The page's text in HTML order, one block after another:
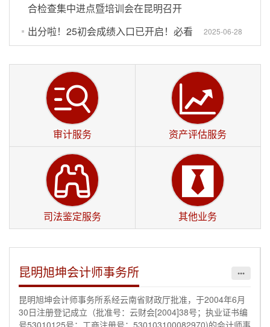
合检查集中进点暨培训会在昆明召开
2025-06-28
出分啦！25初会成绩入口已开启！必看
初级领证、考后审核、成绩复核、领补贴全攻略！
2025-06-07
全国会计人员信息采集操作指南（2025
最新版） ​
2025-05-12
2025年度税务师职业资格考试5月13日
开始报名
昆明市财政局发布2025年度全国会计专
业技术中级资格考试昆明考区报名公告
审计服务 资产评估服务
司法鉴定服务 其他业务
昆明旭坤会计师事务所 •••
昆明旭坤会计师事务所系经云南省财政厅批准，于2004年6月
30日注册登记成立（批准号：云财会[2004]38号；执业证书编
号53010125号；工商注册号：530103100082970)的会计师事